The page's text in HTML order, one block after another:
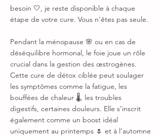
besoin 🤍, je reste disponible à chaque
étape de votre cure. Vous n'êtes pas seule.
Pendant la ménopause 🌸 ou en cas de
déséquilibre hormonal, le foie joue un rôle
crucial dans la gestion des œstrogènes.
Cette cure de détox ciblée peut soulager
les symptômes comme la fatigue, les
bouffées de chaleur 🌡️, les troubles
digestifs, certaines douleurs. Elle s’inscrit
également comme un boost idéal
uniquement au printemps 🌷 et à l’automne